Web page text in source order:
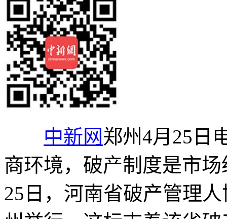
中新网郑州4月25日
商环境，破产制度是市
25日，河南省破产管理